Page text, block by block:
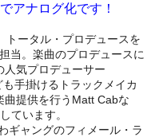
アナログ化です！
ータル・プロデュースを
当。楽曲のプロデュースに
人気プロデューサー
手掛けるトラックメイカ
曲提供を行うMatt Cabな
ています。
ギャングのフィメール・ラ